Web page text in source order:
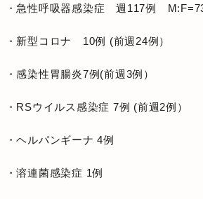
・急性呼吸器感染症 週117例
・新型コロナ 10例 (前週24例）
・感染性胃腸炎7例(前週3例）
・RSウイルス感染症 7例 (前週2例）
・ヘルパンギーナ 4例
・溶連菌感染症 1例